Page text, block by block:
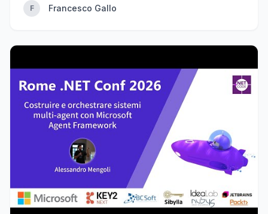
F Francesco Gallo